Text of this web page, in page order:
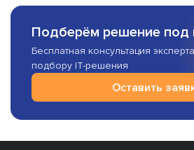
Подберём решение под
Бесплатная консультация
подбору IT-решения
Оставить